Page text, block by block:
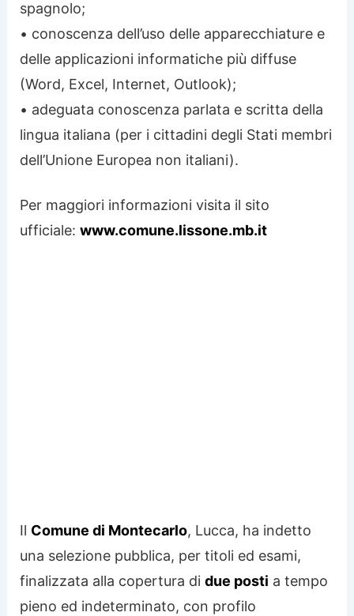
spagnolo;
• conoscenza dell’uso delle apparecchiature e
delle applicazioni informatiche più diffuse
(Word, Excel, Internet, Outlook);
• adeguata conoscenza parlata e scritta della
lingua italiana (per i cittadini degli Stati membri
dell’Unione Europea non italiani).
Per maggiori informazioni visita il sito
ufficiale:www.comune.lissone.mb.it
Il Comune di Montecarlo, Lucca, ha indetto
una selezione pubblica, per titoli ed esami,
finalizzata alla copertura didue posti a tempo
pieno ed indeterminato, con profilo